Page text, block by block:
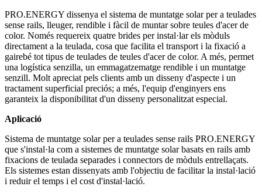
PRO.ENERGY dissenya el sistema de muntatge solar per a teulades
sense rails, lleuger, rendible i fàcil de muntar sobre teules d'acer de
color. Només requereix quatre brides per instal·lar els mòduls
directament a la teulada, cosa que facilita el transport i la fixació a
gairebé tot tipus de teulades de teules d'acer de color. A més, permet
una logística senzilla, un emmagatzematge rendible i un muntatge
senzill. Molt apreciat pels clients amb un disseny d'aspecte i un
tractament superficial preciós; a més, l'equip d'enginyers ens
garanteix la disponibilitat d'un disseny personalitzat especial.
Aplicació
Sistema de muntatge solar per a teulades sense rails PRO.ENERGY
que s'instal·la com a sistemes de muntatge solar basats en rails amb
fixacions de teulada separades i connectors de mòduls entrellaçats.
Els sistemes estan dissenyats amb l'objectiu de facilitar la instal·lació
i reduir el temps i el cost d'instal·lació.